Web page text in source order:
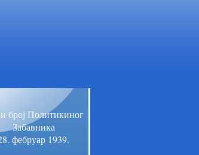
број Политикиног
Забавника
фебруар 1939.